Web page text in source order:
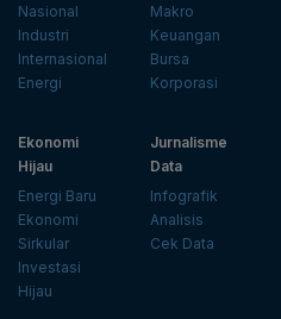
Nasional
Industri
Internasional
Energi
Makro
Keuangan
Bursa
Korporasi
Ekonomi
Hijau
Energi Baru
Ekonomi
Sirkular
Investasi
Hijau
Jurnalisme
Data
Infografik
Analisis
Cek Data